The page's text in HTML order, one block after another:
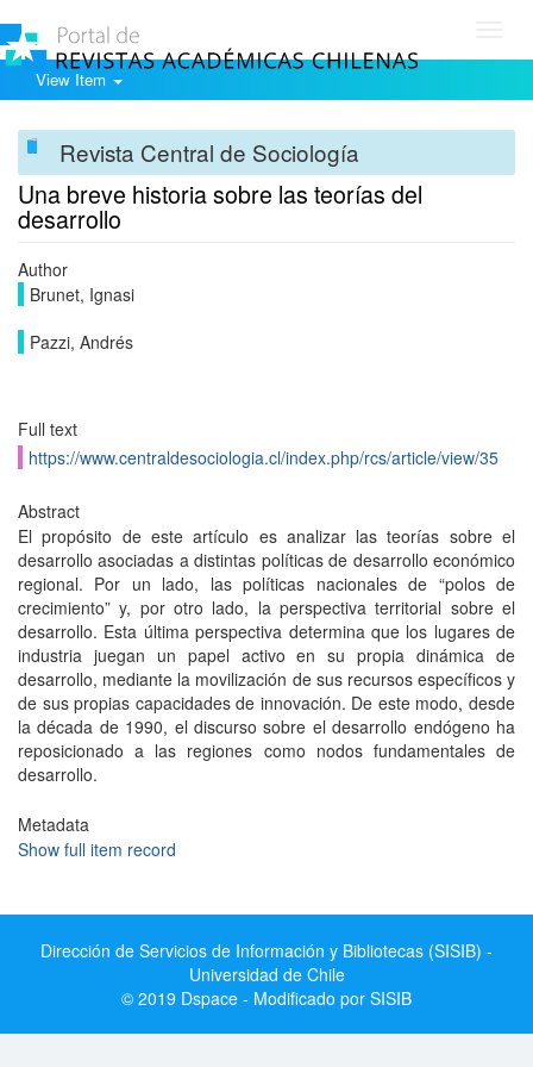
View Item
Revista Central de Sociología
Una breve historia sobre las teorías del
desarrollo
Author
Brunet, Ignasi
Pazzi, Andrés
Full text
https://www.centraldesociologia.cl/index.php/rcs/article/view/35
Abstract
El propósito de este artículo es analizar las teorías sobre el
desarrollo asociadas a distintas políticas de desarrollo económico
regional. Por un lado, las políticas nacionales de “polos de
crecimiento” y, por otro lado, la perspectiva territorial sobre el
desarrollo. Esta última perspectiva determina que los lugares de
industria juegan un papel activo en su propia dinámica de
desarrollo, mediante la movilización de sus recursos específicos y
de sus propias capacidades de innovación. De este modo, desde
la década de 1990, el discurso sobre el desarrollo endógeno ha
reposicionado a las regiones como nodos fundamentales de
desarrollo.
Metadata
Show full item record
Dirección de Servicios de Información y Bibliotecas (SISIB) -
Universidad de Chile
© 2019 Dspace - Modificado por SISIB